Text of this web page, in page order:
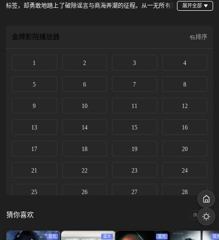
标签，却勇敢地踏上了破除谣言与商海弄潮的征程。从一无所有到
程中，她不仅改变了自己的命运，还帮助周围的人解决了难题，共同书写了一段
不屈不挠的精神，实现从困顿到辉煌的华丽转身。
金牌影院播放器 排序
1 2 3 4
5 6 7 8
9 10 11 12
13 14 15 16
17 18 19 20
21 22 23 24
25 26 27 28
29
33 34 35 36
猜你喜欢 换一换
蓝光 蓝光 蓝光 蓝